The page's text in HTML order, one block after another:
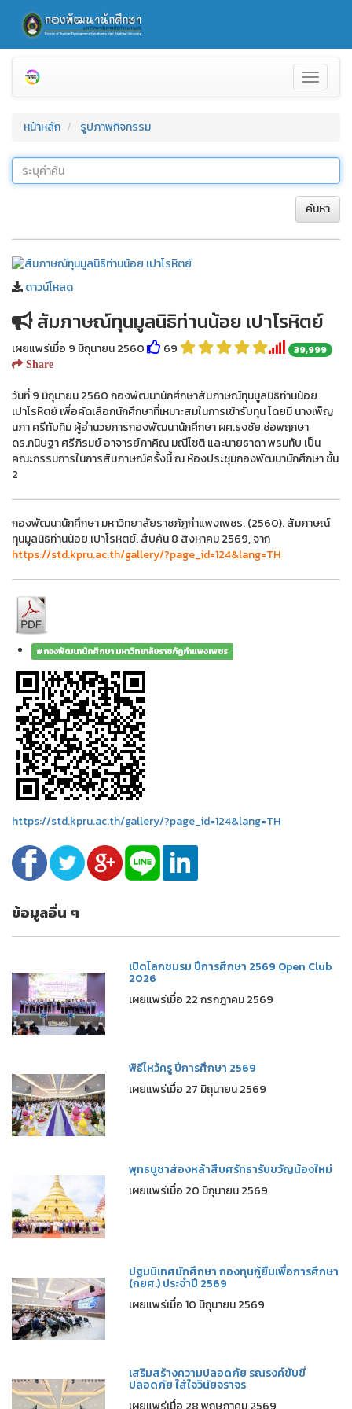
Toggle
หน้าหลัก
รูปภาพกิจกรรม
ค้นหา
ดาวน์โหลด
สัมภาษณ์ทุนมูลนิธิท่านน้อย เปาโรหิตย์
เผยแพร่เมื่อ 9 มิถุนายน 2560 69 39,999
Share
วันที่ 9 มิถุนายน 2560 กองพัฒนานักศึกษาสัมภาษณ์ทุนมูลนิธิท่านน้อย
เปาโรหิตย์ เพื่อคัดเลือกนักศึกษาที่เหมาะสมในการเข้ารับทุน โดยมี นางเพ็ญ
นภา ศรีทับทิม ผู้อำนวยการกองพัฒนานักศึกษา ผศ.ธงชัย ช่อพฤกษา
ดร.กนิษฐา ศรีภิรมย์ อาจารย์ภาคิณ มณีโชติ และนายธาดา พรมทับ เป็น
คณะกรรมการในการสัมภาษณ์ครั้งนี้ ณ ห้องประชุมกองพัฒนานักศึกษา ชั้น
2
กองพัฒนานักศึกษา มหาวิทยาลัยราชภัฏกำแพงเพชร. (2560). สัมภาษณ์
ทุนมูลนิธิท่านน้อย เปาโรหิตย์. สืบค้น 8 สิงหาคม 2569, จาก
https://std.kpru.ac.th/gallery/?page_id=124&lang=TH
#กองพัฒนานักศึกษา มหาวิทยาลัยราชภัฏกำแพงเพชร
https://std.kpru.ac.th/gallery/?page_id=124&lang=TH
ข้อมูลอื่น ๆ
เปิดโลกชมรม ปีการศึกษา 2569 Open Club
2026
เผยแพร่เมื่อ 22 กรกฎาคม 2569
พิธีไหว้ครู ปีการศึกษา 2569
เผยแพร่เมื่อ 27 มิถุนายน 2569
พุทธบูชาส่องหล้าสืบศรัทธารับขวัญน้องใหม่
เผยแพร่เมื่อ 20 มิถุนายน 2569
ปฐมนิเทศนักศึกษา กองทุนกู้ยืมเพื่อการศึกษา
(กยศ.) ประจำปี 2569
เผยแพร่เมื่อ 10 มิถุนายน 2569
เสริมสร้างความปลอดภัย รณรงค์ขับขี่
ปลอดภัย ใส่ใจวินัยจราจร